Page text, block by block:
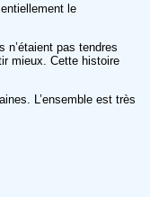
le
pas tendres
mieux. Cette histoire
L’ensemble est très